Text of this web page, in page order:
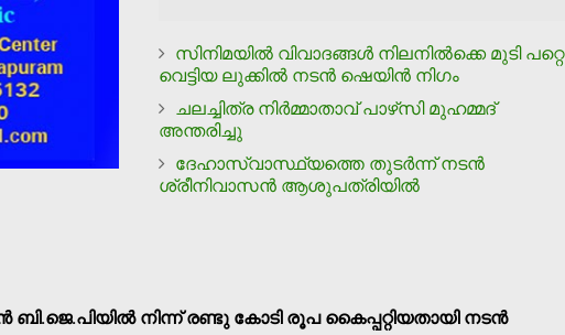
സിനിമയില്‍ വിവാദങ്ങള്‍ നിലനില്‍ക്കെ മുടി പറ്റെ
വെട്ടിയ ലുക്കില്‍ നടന്‍ ഷെയിന്‍ നിഗം
ചലച്ചിത്ര നിര്‍മ്മാതാവ് പാഴ്‌സി മുഹമ്മദ്
അന്തരിച്ചു
ദേഹാസ്വാസ്ഥ്യത്തെ തുടര്‍ന്ന് നടന്‍
ശ്രീനിവാസന്‍ ആശുപത്രിയില്‍
ബി.ജെ.പിയില്‍ നിന്ന് രണ്ടു കോടി രൂപ കൈപ്പറ്റിയതായി നടന്‍